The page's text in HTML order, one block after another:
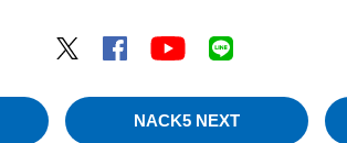
Twitter
Facebook YouTube
NACK5 NEXT